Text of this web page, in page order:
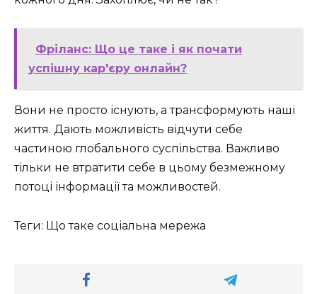
Фріланс: Що це таке і як почати
успішну кар'єру онлайн?
Вони не просто існують, а трансформують наші
життя. Дають можливість відчути себе
частиною глобального суспільства. Важливо
тільки не втратити себе в цьому безмежному
потоці інформації та можливостей.
Теги: Що таке соціальна мережа